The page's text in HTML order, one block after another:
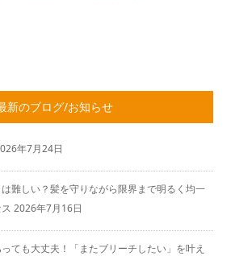
新のブログ/お知らせ
年7月24日
難しい？髪を守りながら限界まで明るく均一
2026年7月16日
ても大丈夫！「またブリーチしたい」を叶え